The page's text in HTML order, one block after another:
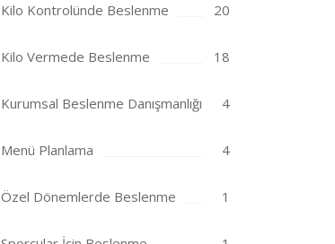
Kilo Kontrolünde Beslenme 20
Kilo Vermede Beslenme 18
Kurumsal Beslenme Danışmanlığı 4
Menü Planlama 4
Özel Dönemlerde Beslenme 1